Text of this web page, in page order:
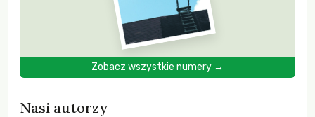
Zobacz wszystkie numery →
Nasi autorzy